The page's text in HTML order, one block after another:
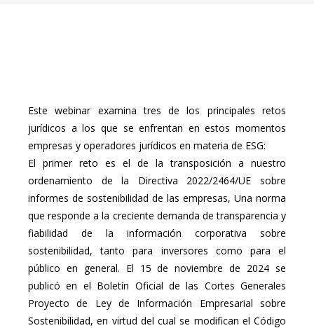
Este webinar examina tres de los principales retos
jurídicos a los que se enfrentan en estos momentos
empresas y operadores jurídicos en materia de ESG:
El primer reto es el de la transposición a nuestro
ordenamiento de la Directiva 2022/2464/UE sobre
informes de sostenibilidad de las empresas, Una norma
que responde a la creciente demanda de transparencia y
fiabilidad de la información corporativa sobre
sostenibilidad, tanto para inversores como para el
público en general. El 15 de noviembre de 2024 se
publicó en el Boletín Oficial de las Cortes Generales
Proyecto de Ley de Información Empresarial sobre
Sostenibilidad, en virtud del cual se modifican el Código